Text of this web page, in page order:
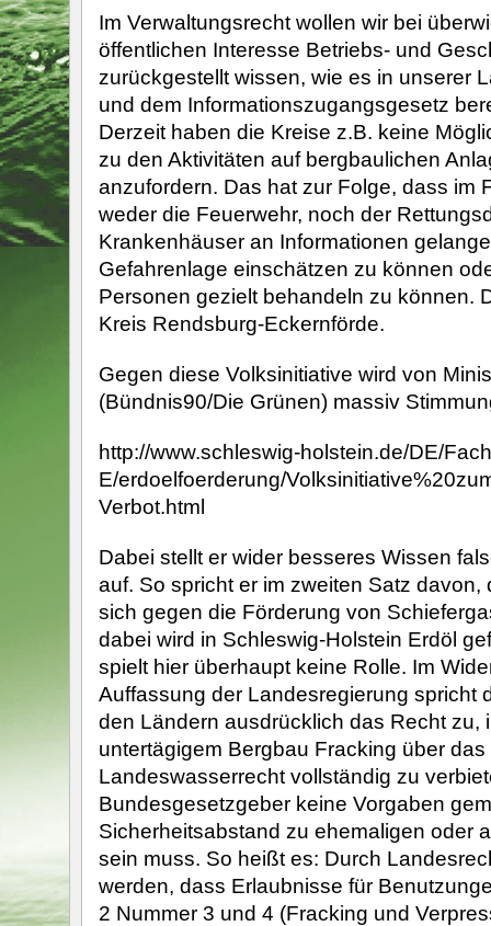
Im Verwaltungsrecht wollen wir bei
öffentlichen Interesse Betriebs- und
zurückgestellt wissen, wie es in unserer
und dem Informationszugangsgesetz
Derzeit haben die Kreise z.B. keine
zu den Aktivitäten auf bergbaulichen
anzufordern. Das hat zur Folge, dass im
weder die Feuerwehr, noch der
Krankenhäuser an Informationen
Gefahrenlage einschätzen zu können
Personen gezielt behandeln zu können.
Kreis Rendsburg-Eckernförde.
Gegen diese Volksinitiative wird von
(Bündnis90/Die Grünen) massiv
http://www.schleswig-holstein.de/DE/
E/erdoelfoerderung/
Verbot.html
Dabei stellt er wider besseres Wissen
auf. So spricht er im zweiten Satz davon,
sich gegen die Förderung von
dabei wird in Schleswig-Holstein Erdöl
spielt hier überhaupt keine Rolle. Im
Auffassung der Landesregierung spricht
den Ländern ausdrücklich das Recht zu,
untertägigem Bergbau Fracking über das
Landeswasserrecht vollständig zu
Bundesgesetzgeber keine Vorgaben
Sicherheitsabstand zu ehemaligen oder
sein muss. So heißt es: Durch
werden, dass Erlaubnisse für
2 Nummer 3 und 4 (Fracking und